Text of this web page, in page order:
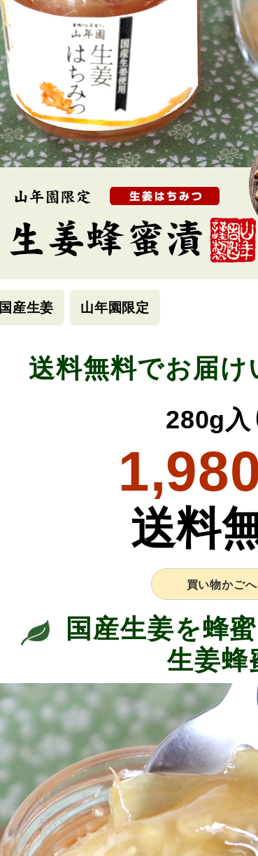
国産生姜 山年園限定
送料無料でお届け
280g入
送料
買い物かごへ
国産生姜を蜂
生姜蜂